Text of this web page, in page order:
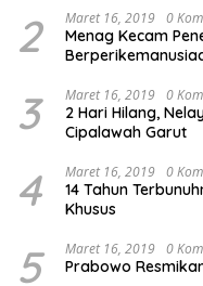
2 Maret 16, 2019 0
Menag Kecam
3 Maret 16, 2019 0
2 Hari Hilang,
Cipalawah Garut
4 Maret 16, 2019 0
14 Tahun
Khusus
5 Maret 16, 2019 0
Prabowo